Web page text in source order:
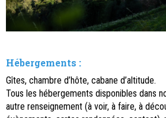
Hébergements :
Gîtes, chambre d’hôte, cabane d’altitude.
Tous les hébergements disponibles dans
autre renseignement (à voir, à faire, à